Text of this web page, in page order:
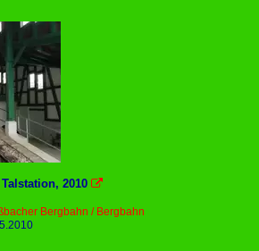
2010 
Bergbahn / Bergbahn